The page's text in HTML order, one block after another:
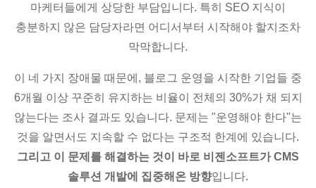
마케터들에게 상당한 부담입니다. 특히 SEO 지식이
충분하지 않은 담당자라면 어디서부터 시작해야 할지조차
막막합니다.
이 네 가지 장애물 때문에, 블로그 운영을 시작한 기업들 중
6개월 이상 꾸준히 유지하는 비율이 전체의 30%가 채 되지
않는다는 조사 결과도 있습니다. 문제는 "운영해야 한다"는
것을 알면서도 지속할 수 없다는 구조적 한계에 있습니다.
그리고 이 문제를 해결하는 것이 바로 비젠소프트가 CMS
솔루션 개발에 집중해온 방향입니다.